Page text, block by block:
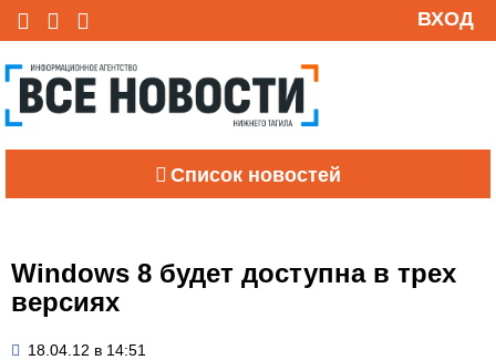
ВХОД
Список новостей
Windows 8 будет доступна в трех
версиях
18.04.12 в 14:51